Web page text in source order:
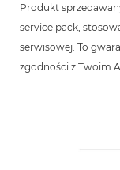
Produkt
service pack,
serwisowej. To
zgodności z Twoim